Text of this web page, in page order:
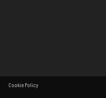
Cookie Policy